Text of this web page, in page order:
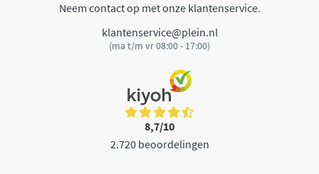
Neem contact op met onze klantenservice.
klantenservice@plein.nl
(ma t/m vr 08:00 - 17:00)
8,7/10
2.720 beoordelingen